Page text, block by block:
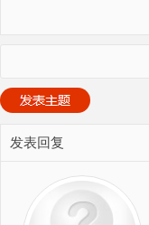
发表回复